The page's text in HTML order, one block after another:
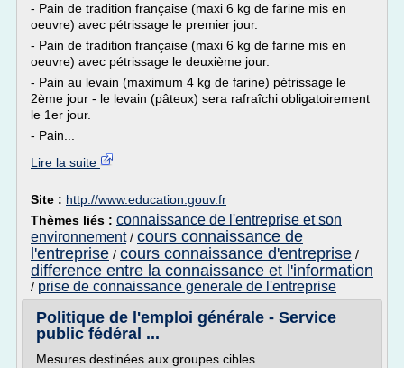
- Pain de tradition française (maxi 6 kg de farine mis en
oeuvre) avec pétrissage le premier jour.
- Pain de tradition française (maxi 6 kg de farine mis en
oeuvre) avec pétrissage le deuxième jour.
- Pain au levain (maximum 4 kg de farine) pétrissage le
2ème jour - le levain (pâteux) sera rafraîchi obligatoirement
le 1er jour.
- Pain...
Lire la suite
Site : http://www.education.gouv.fr
Thèmes liés : connaissance de l'entreprise et son
environnement/ cours connaissance de
l'entreprise / cours connaissance d'entreprise /
difference entre la connaissance et l'information
/ prise de connaissance generale de l'entreprise
Politique de l'emploi générale - Service
public fédéral ...
Mesures destinées aux groupes cibles